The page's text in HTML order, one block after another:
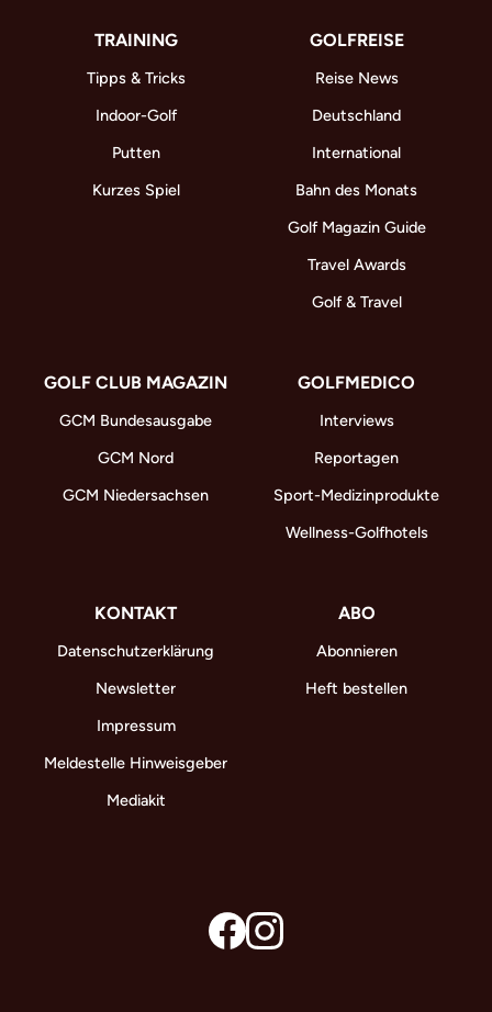
TRAINING
Tipps & Tricks
Indoor-Golf
Putten
Kurzes Spiel
GOLFREISE
Reise News
Deutschland
International
Bahn des Monats
Golf Magazin Guide
Travel Awards
Golf & Travel
GOLF CLUB MAGAZIN
GCM Bundesausgabe
GCM Nord
GCM Niedersachsen
GOLFMEDICO
Interviews
Reportagen
Sport-Medizinprodukte
Wellness-Golfhotels
KONTAKT
Datenschutzerklärung
Newsletter
Impressum
Meldestelle Hinweisgeber
Mediakit
ABO
Abonnieren
Heft bestellen